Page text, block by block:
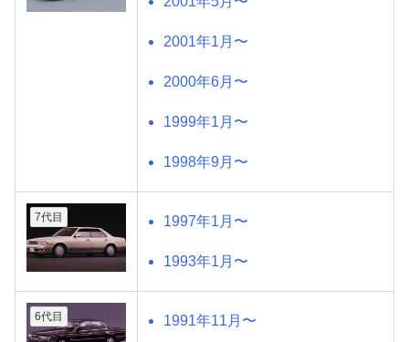
2001年1月〜
2000年6月〜
1999年1月〜
1998年9月〜
7代目 1997年1月〜
1993年1月〜
6代目 1991年11月〜